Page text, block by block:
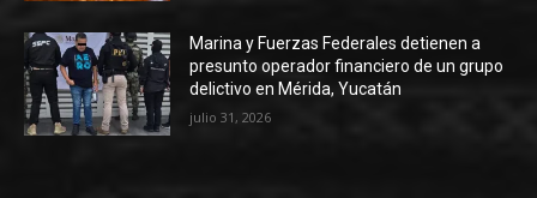
Marina y Fuerzas Federales detienen a
presunto operador financiero de un grupo
delictivo en Mérida, Yucatán
julio 31, 2026